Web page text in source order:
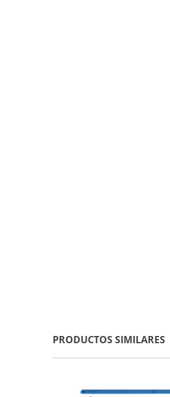
PRODUCTOS SIMILARES